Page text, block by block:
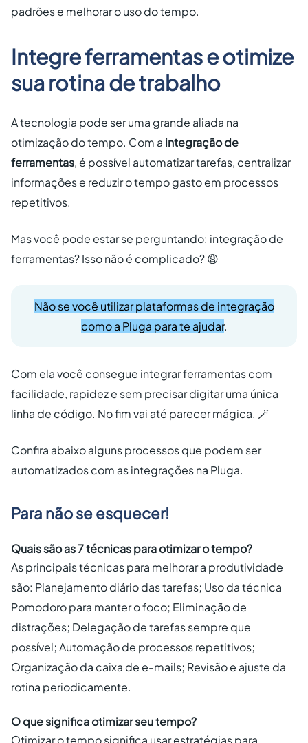
padrões e melhorar o uso do tempo.
Integre ferramentas e otimize
sua rotina de trabalho
A tecnologia pode ser uma grande aliada na
otimização do tempo. Com a integração de
ferramentas, é possível automatizar tarefas, centralizar
informações e reduzir o tempo gasto em processos
repetitivos.
Mas você pode estar se perguntando: integração de
ferramentas? Isso não é complicado? 😩
Não se você utilizar plataformas de integração
como a Pluga para te ajudar.
Com ela você consegue integrar ferramentas com
facilidade, rapidez e sem precisar digitar uma única
linha de código. No fim vai até parecer mágica. 🪄
Confira abaixo alguns processos que podem ser
automatizados com as integrações na Pluga.
Para não se esquecer!
Quais são as 7 técnicas para otimizar o tempo?
As principais técnicas para melhorar a produtividade
são: Planejamento diário das tarefas; Uso da técnica
Pomodoro para manter o foco; Eliminação de
distrações; Delegação de tarefas sempre que
possível; Automação de processos repetitivos;
Organização da caixa de e-mails; Revisão e ajuste da
rotina periodicamente.
O que significa otimizar seu tempo?
Otimizar o tempo significa usar estratégias para